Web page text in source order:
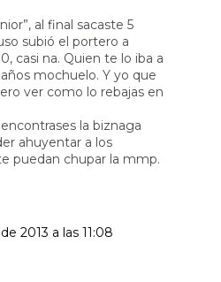
al final sacaste 5
subió el portero a
casi na. Quien te lo iba a
mochuelo. Y yo que
ver como lo rebajas en
la biznaga
ahuyentar a los
puedan chupar la mmp.
2013 a las 11:08